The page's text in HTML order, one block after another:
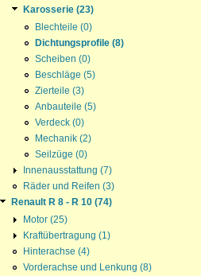
Karosserie (23)
Blechteile (0)
Dichtungsprofile (8)
Scheiben (0)
Beschläge (5)
Zierteile (3)
Anbauteile (5)
Verdeck (0)
Mechanik (2)
Seilzüge (0)
Innenausstattung (7)
Räder und Reifen (3)
Renault R 8 - R 10 (74)
Motor (25)
Kraftübertragung (1)
Hinterachse (4)
Vorderachse und Lenkung (8)